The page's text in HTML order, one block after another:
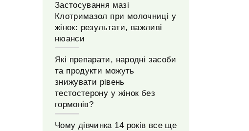
Застосування мазі
Клотримазол при молочниці у
жінок: результати, важливі
нюанси
Які препарати, народні засоби
та продукти можуть
знижувати рівень
тестостерону у жінок без
гормонів?
Чому дівчинка 14 років все ще